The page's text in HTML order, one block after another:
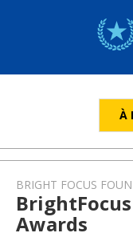
À
BRIGHT FOCUS
Awards